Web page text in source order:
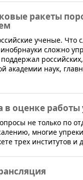
ракеты
ученые. Что
сложно
академии наук,
оценке работы
не только по
многие
трех институтов и